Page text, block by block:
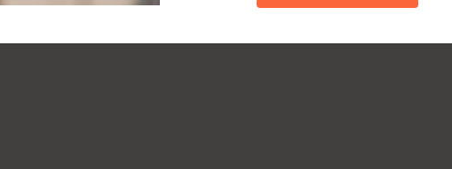
ライフプランナー・コレクション